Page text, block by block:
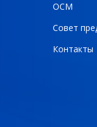
ОСМ
Совет
Контакты